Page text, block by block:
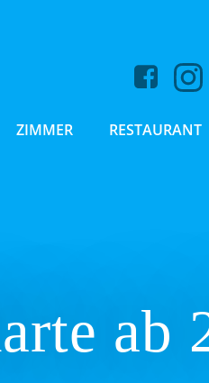
ZIMMER RESTAURANT
ab